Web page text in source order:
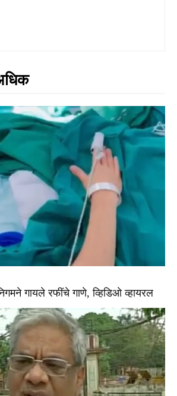
गायले रफींचे गाणे, व्हिडिओ व्हायरल